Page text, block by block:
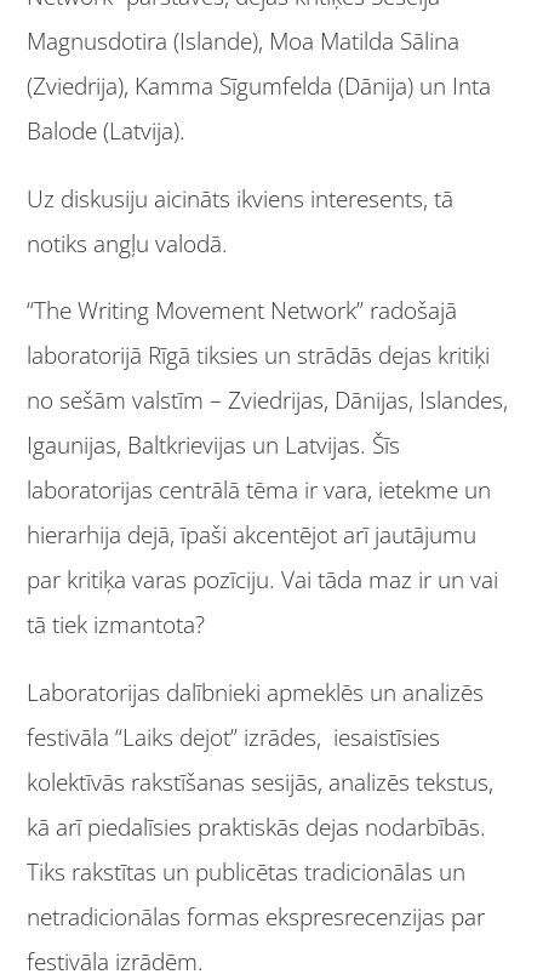
Magnusdotira (Islande), Moa Matilda Sālina
(Zviedrija), Kamma Sīgumfelda (Dānija) un Inta
Balode (Latvija).
Uz diskusiju aicināts ikviens interesents, tā
notiks angļu valodā.
“The Writing Movement Network” radošajā
laboratorijā Rīgā tiksies un strādās dejas kritiķi
no sešām valstīm – Zviedrijas, Dānijas, Islandes,
Igaunijas, Baltkrievijas un Latvijas. Šīs
laboratorijas centrālā tēma ir vara, ietekme un
hierarhija dejā, īpaši akcentējot arī jautājumu
par kritiķa varas pozīciju. Vai tāda maz ir un vai
tā tiek izmantota?
Laboratorijas dalībnieki apmeklēs un analizēs
festivāla “Laiks dejot” izrādes, iesaistīsies
kolektīvās rakstīšanas sesijās, analizēs tekstus,
kā arī piedalīsies praktiskās dejas nodarbībās.
Tiks rakstītas un publicētas tradicionālas un
netradicionālas formas ekspresrecenzijas par
festivāla izrādēm.